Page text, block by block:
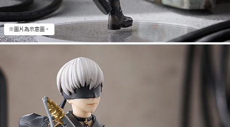
※圖片為示意圖。